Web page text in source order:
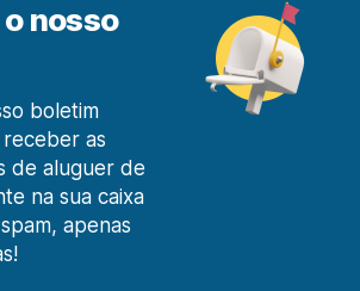
nosso
boletim
as
de aluguer de
na sua caixa
apenas